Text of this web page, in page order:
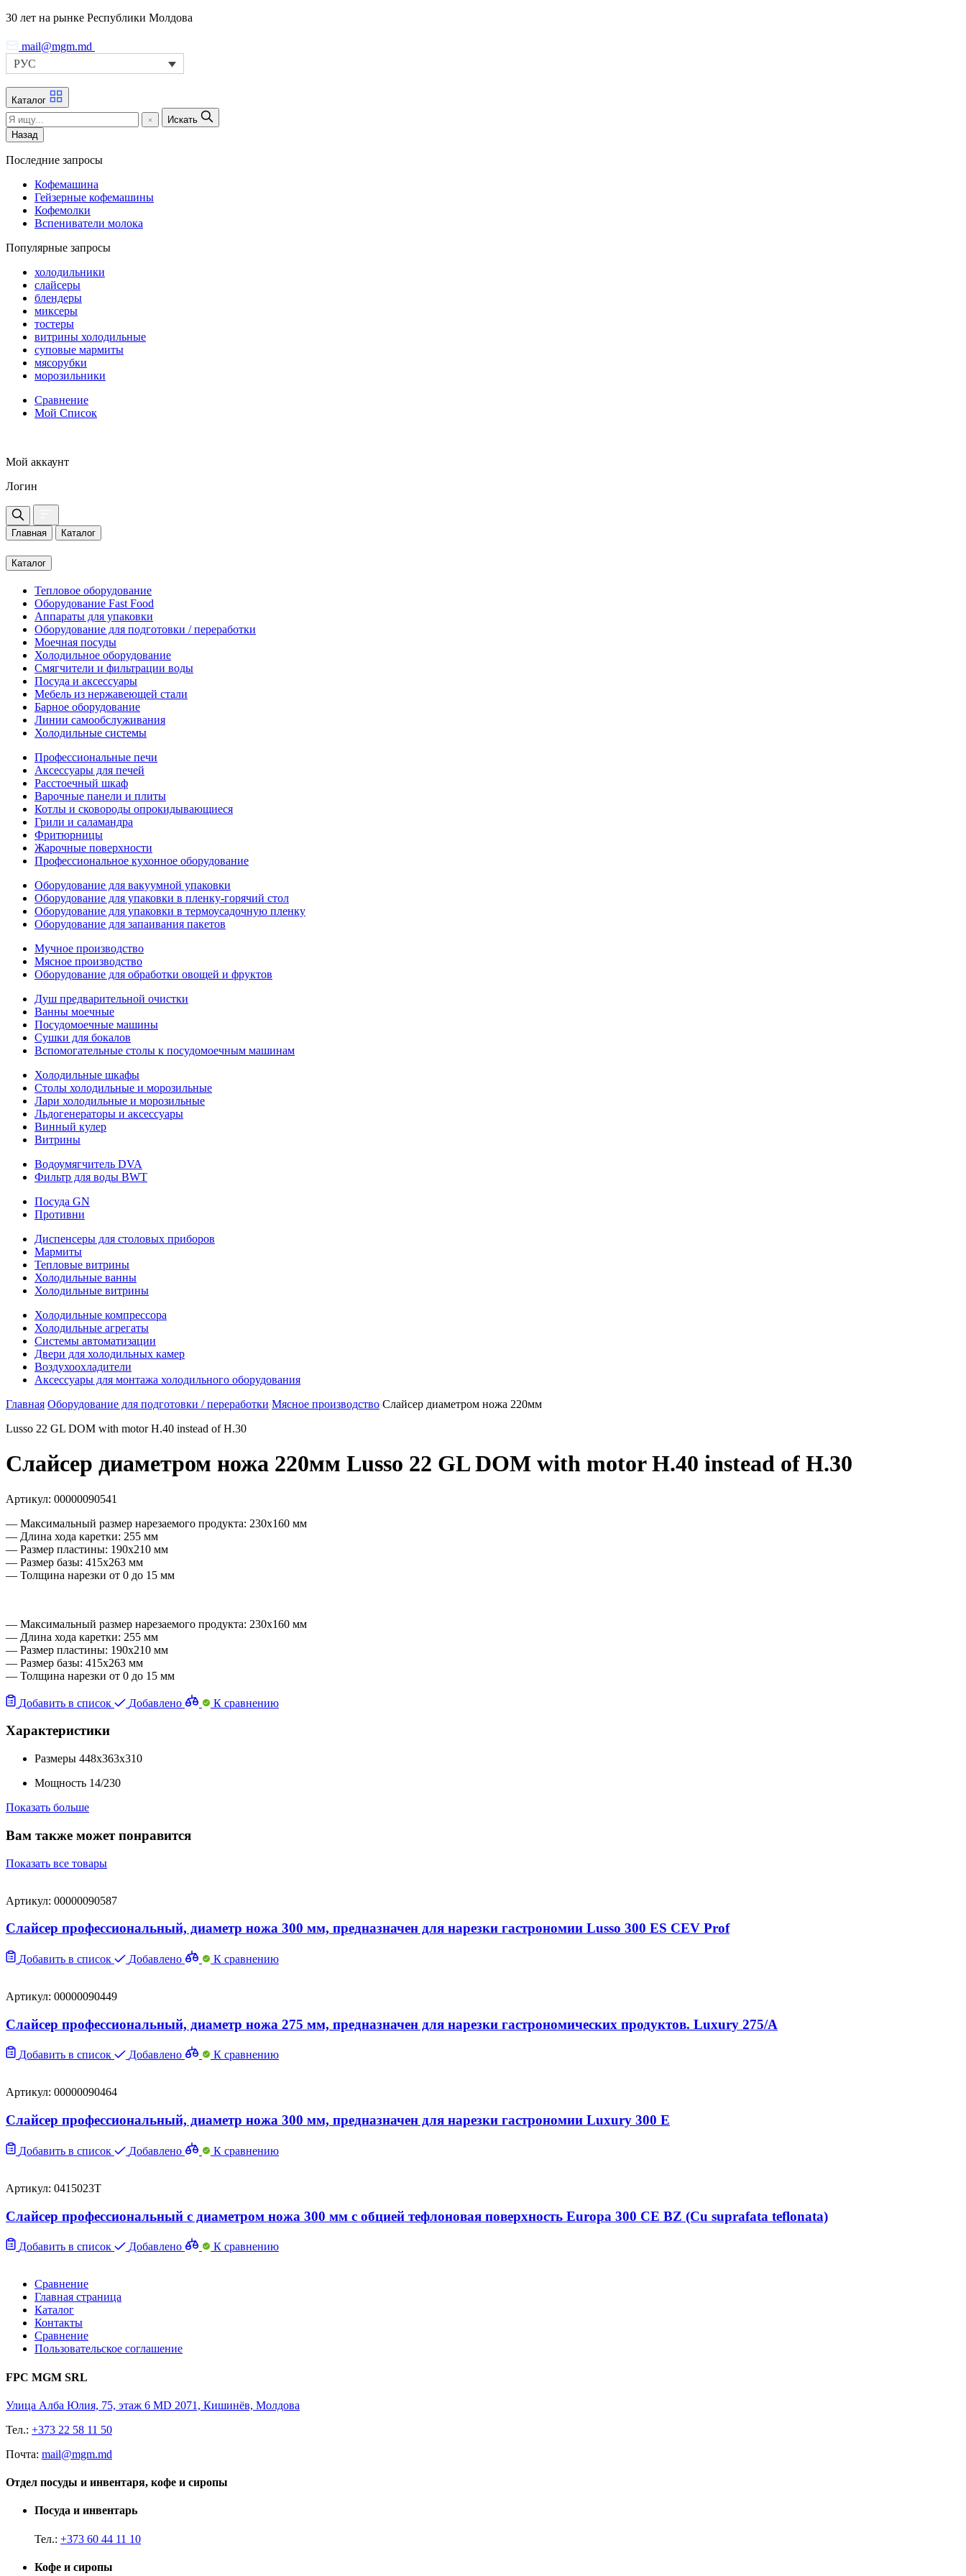
Skip
the
content
30 лет на рынке Республики Молдова
mail@mgm.md
РУС
Каталог
Искать
Назад
Последние запросы
Кофемашина
Гейзерные кофемашины
Кофемолки
Вспениватели молока
Популярные запросы
холодильники
слайсеры
блендеры
миксеры
тостеры
витрины холодильные
суповые мармиты
мясорубки
морозильники
Сравнение
Мой Список
Мой аккаунт
Логин
Главная Каталог
Каталог
Тепловое оборудование
Оборудование Fast Food
Аппараты для упаковки
Оборудование для подготовки / переработки
Моечная посуды
Холодильное оборудование
Смягчители и фильтрации воды
Посуда и аксессуары
Мебель из нержавеющей стали
Барное оборудование
Линии самообслуживания
Холодильные системы
Профессиональные печи
Аксессуары для печей
Расстоечный шкаф
Варочные панели и плиты
Котлы и сковороды опрокидывающиеся
Грили и саламандра
Фритюрницы
Жарочные поверхности
Профессиональное кухонное оборудование
Оборудование для вакуумной упаковки
Оборудование для упаковки в пленку-горячий стол
Оборудование для упаковки в термоусадочную пленку
Оборудование для запаивания пакетов
Мучное производство
Мясное производство
Оборудование для обработки овощей и фруктов
Душ предварительной очистки
Ванны моечные
Посудомоечные машины
Сушки для бокалов
Вспомогательные столы к посудомоечным машинам
Холодильные шкафы
Столы холодильные и морозильные
Лари холодильные и морозильные
Льдогенераторы и аксессуары
Винный кулер
Витрины
Водоумягчитель DVA
Фильтр для воды BWT
Посуда GN
Противни
Диспенсеры для столовых приборов
Мармиты
Тепловые витрины
Холодильные ванны
Холодильные витрины
Холодильные компрессора
Холодильные агрегаты
Системы автоматизации
Двери для холодильных камер
Воздухоохладители
Аксессуары для монтажа холодильного оборудования
Главная Оборудование для подготовки / переработки Мясное производство Cлайсер диаметром ножа 220мм
Lusso 22 GL DOM with motor H.40 instead of H.30
Cлайсер диаметром ножа 220мм Lusso 22 GL DOM with motor H.40 instead of H.30
Артикул: 00000090541
— Максимальный размер нарезаемого продукта: 230х160 мм
— Длина хода каретки: 255 мм
— Размер пластины: 190х210 мм
— Размер базы: 415х263 мм
— Толщина нарезки от 0 до 15 мм
— Максимальный размер нарезаемого продукта: 230х160 мм
— Длина хода каретки: 255 мм
— Размер пластины: 190х210 мм
— Размер базы: 415х263 мм
— Толщина нарезки от 0 до 15 мм
Добавить в список Добавлено К сравнению
Характеристики
Размеры 448x363x310
Мощность 14/230
Показать больше
Вам также может понравится
Показать все товары
Артикул: 00000090587
Cлайсер профессиональный, диаметр ножа 300 мм, предназначен для нарезки гастрономии Lusso 300 ES CEV Prof
Добавить в список Добавлено К сравнению
Артикул: 00000090449
Слайсер профессиональный, диаметр ножа 275 мм, предназначен для нарезки гастрономических продуктов. Luxury 275/A
Добавить в список Добавлено К сравнению
Артикул: 00000090464
Cлайсер профессиональный, диаметр ножа 300 мм, предназначен для нарезки гастрономии Luxury 300 E
Добавить в список Добавлено К сравнению
Артикул: 0415023T
Слайсер профессиональный с диаметром ножа 300 мм с обцией тефлоновая поверхность Europa 300 CE BZ (Cu suprafata teflonata)
Добавить в список Добавлено К сравнению
Сравнение
Главная страница
Каталог
Контакты
Сравнение
Пользовательское соглашение
FPC MGM SRL
Улица Алба Юлия, 75, этаж 6 MD 2071, Кишинёв, Молдова
Тел.: +373 22 58 11 50
Почта: mail@mgm.md
Отдел посуды и инвентаря, кофе и сиропы
Посуда и инвентарь
Тел.: +373 60 44 11 10
Кофе и сиропы